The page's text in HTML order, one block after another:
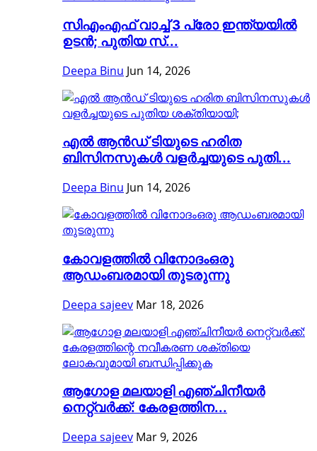
സിഎംഎഫ് വാച്ച് 3 പ്രോ ഇന്ത്യയിൽ
ഉടൻ; പുതിയ സ്...
Deepa Binu Jun 14, 2026
എൽ ആൻഡ് ടിയുടെ ഹരിത
ബിസിനസുകൾ വളർച്ചയുടെ പുതി...
Deepa Binu Jun 14, 2026
കോവളത്തിൽ വിനോദംഒരു
ആഡംബരമായി തുടരുന്നു
Deepa sajeev Mar 18, 2026
ആഗോള മലയാളി എഞ്ചിനീയർ
നെറ്റ്വർക്ക്: കേരളത്തിന...
Deepa sajeev Mar 9, 2026